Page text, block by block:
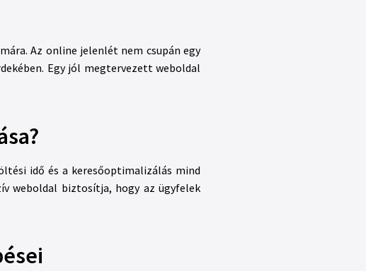
Az online jelenlét nem csupán egy
Egy jól megtervezett weboldal
idő és a keresőoptimalizálás mind
weboldal biztosítja, hogy az ügyfelek